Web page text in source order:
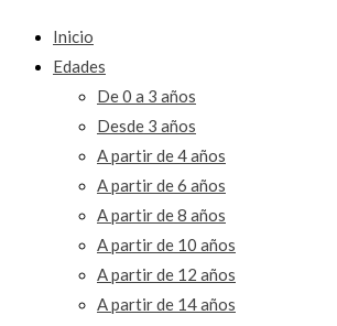
Inicio
Edades
De 0 a 3 años
Desde 3 años
A partir de 4 años
A partir de 6 años
A partir de 8 años
A partir de 10 años
A partir de 12 años
A partir de 14 años